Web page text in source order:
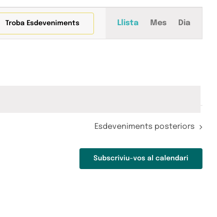
Troba Esdeveniments Llista Mes Dia
Esdeveniments posteriors
Subscriviu-vos al calendari